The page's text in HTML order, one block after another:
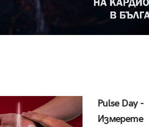
Pulse Day -
Измерете